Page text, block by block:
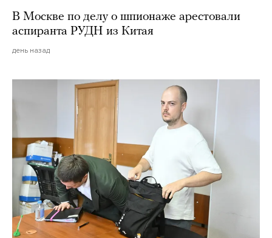
В Москве по делу о шпионаже арестовали
аспиранта РУДН из Китая
день назад